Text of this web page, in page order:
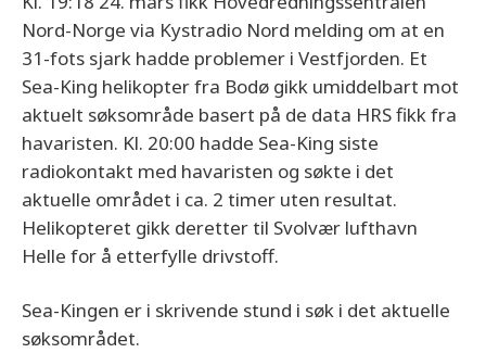
Nord-Norge via Kystradio Nord melding om at en
31-fots sjark hadde problemer i Vestfjorden. Et
Sea-King helikopter fra Bodø gikk umiddelbart mot
aktuelt søksområde basert på de data HRS fikk fra
havaristen. Kl. 20:00 hadde Sea-King siste
radiokontakt med havaristen og søkte i det
aktuelle området i ca. 2 timer uten resultat.
Helikopteret gikk deretter til Svolvær lufthavn
Helle for å etterfylle drivstoff.
Sea-Kingen er i skrivende stund i søk i det aktuelle
søksområdet.